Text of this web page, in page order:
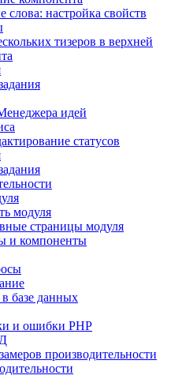
слова: настройка свойств
тизеров в верхней
идей
статусов
модуля
страницы модуля
и компоненты
базе данных
и ошибки PHP
производительности